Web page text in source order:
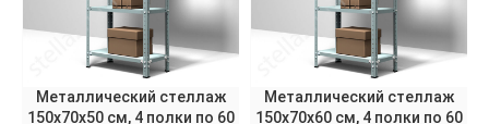
Металлический стеллаж
150х70х50 см, 4 полки по 60
Металлический стеллаж
150x70x60 см, 4 полки по 60